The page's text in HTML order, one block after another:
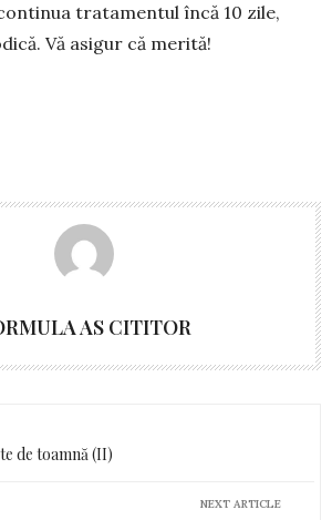
tratamentul încă 10 zile,
Vă asigur că merită!
AS CITITOR
de toamnă (II)
NEXT ARTICLE